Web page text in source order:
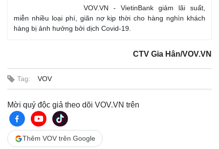
VOV.VN - VietinBank giảm lãi suất,
miễn nhiều loại phí, giãn nợ kịp thời cho hàng nghìn khách
hàng bị ảnh hưởng bởi dịch Covid-19.
CTV Gia Hân/VOV.VN
Tag: VOV
Mời quý độc giả theo dõi VOV.VN trên
Thêm VOV trên Google